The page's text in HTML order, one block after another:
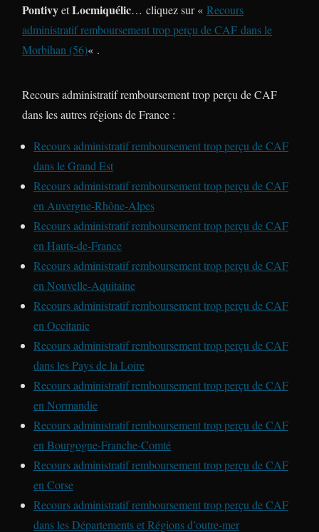
PontivyetLocmiquélic… cliquez sur « Recours
administratif remboursement trop perçu de CAF dans le
Morbihan (56)« .
Recours administratif remboursement trop perçu de CAF
dans les autres régions de France :
Recours administratif remboursement trop perçu de CAF
dans le Grand Est
Recours administratif remboursement trop perçu de CAF
en Auvergne-Rhône-Alpes
Recours administratif remboursement trop perçu de CAF
en Hauts-de-France
Recours administratif remboursement trop perçu de CAF
en Nouvelle-Aquitaine
Recours administratif remboursement trop perçu de CAF
en Occitanie
Recours administratif remboursement trop perçu de CAF
dans les Pays de la Loire
Recours administratif remboursement trop perçu de CAF
en Normandie
Recours administratif remboursement trop perçu de CAF
en Bourgogne-Franche-Comté
Recours administratif remboursement trop perçu de CAF
en Corse
Recours administratif remboursement trop perçu de CAF
dans les Départements et Régions d’outre-mer